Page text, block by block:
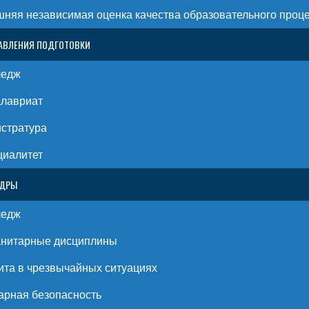
независимая оценка качества образовательного
ПОДГОТОВКИ
дисциплины
в чрезвычайных ситуациях
безопасность